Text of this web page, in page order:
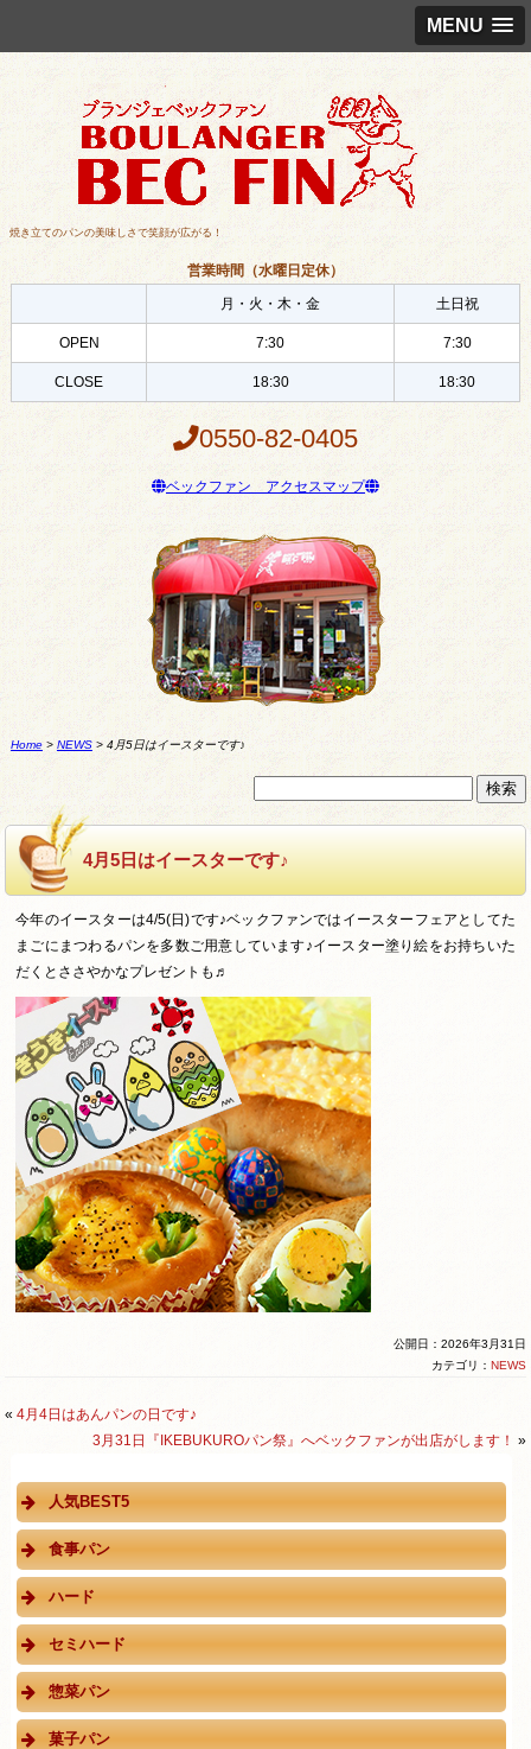
MENU
焼き立てのパンの美味しさで笑顔が広がる！
営業時間（水曜日定休）
月・火・木・金
土日祝
OPEN 7:30 7:30
CLOSE 18:30 18:30
0550-82-0405
ベックファン アクセスマップ
Home> NEWS> 4月5日はイースターです♪
4月5日はイースターです♪
今年のイースターは4/5(日)です♪ベックファンではイースターフェアとしてた
まごにまつわるパンを多数ご用意しています♪イースター塗り絵をお持ちいた
だくとささやかなプレゼントも♬
公開日：2026年3月31日
カテゴリ： NEWS
«4月4日はあんパンの日です♪
3月31日『IKEBUKUROパン祭』へベックファンが出店がします！ »
人気BEST5
食事パン
ハード
セミハード
惣菜パン
菓子パン